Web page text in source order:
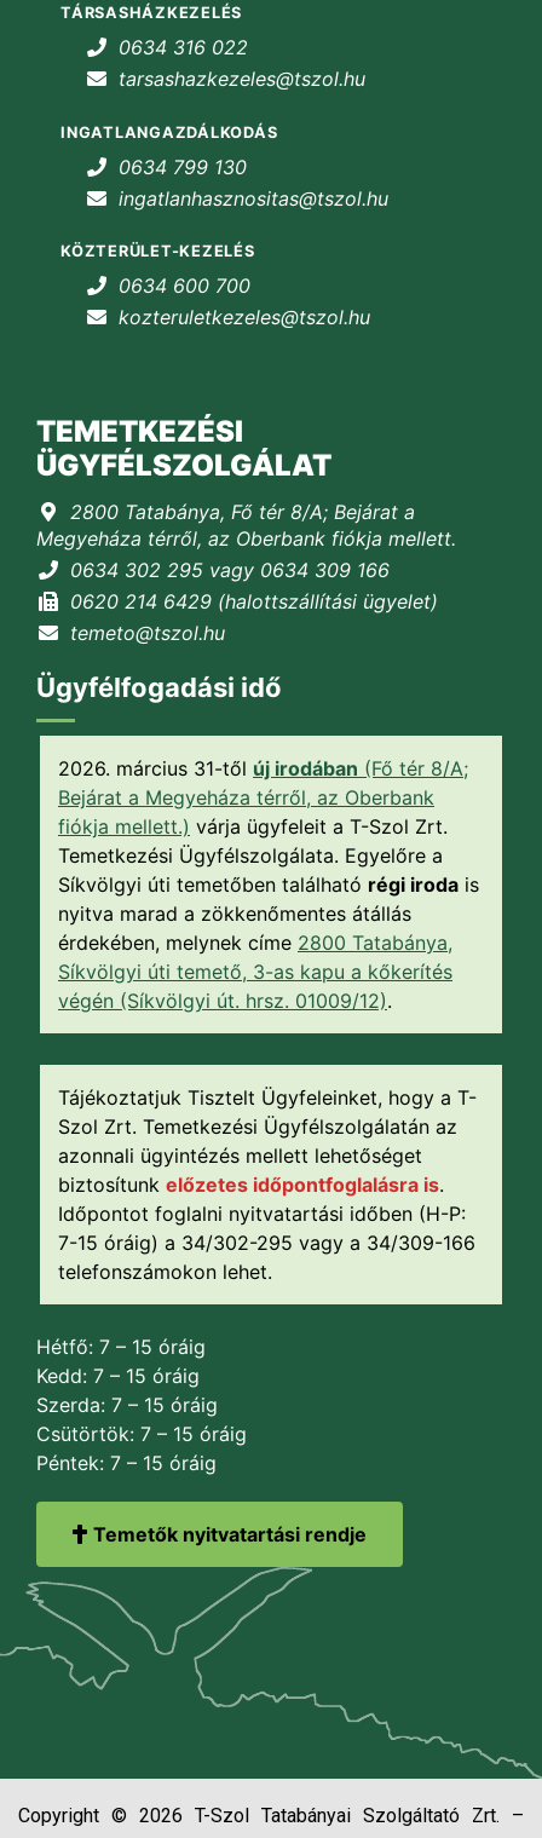
TÁRSASHÁZKEZELÉS
0634 316 022
tarsashazkezeles@tszol.hu
INGATLANGAZDÁLKODÁS
0634 799 130
ingatlanhasznositas@tszol.hu
KÖZTERÜLET-KEZELÉS
0634 600 700
kozteruletkezeles@tszol.hu
TEMETKEZÉSI
ÜGYFÉLSZOLGÁLAT
2800 Tatabánya, Fő tér 8/A; Bejárat a
Megyeháza térről, az Oberbank fiókja mellett.
0634 302 295 vagy 0634 309 166
0620 214 6429 (halottszállítási ügyelet)
temeto@tszol.hu
Ügyfélfogadási idő
2026. március 31-től új irodában (Fő tér 8/A;
Bejárat a Megyeháza térről, az Oberbank
fiókja mellett.) várja ügyfeleit a T-Szol Zrt.
Temetkezési Ügyfélszolgálata. Egyelőre a
Síkvölgyi úti temetőben található régi iroda is
nyitva marad a zökkenőmentes átállás
érdekében, melynek címe 2800 Tatabánya,
Síkvölgyi úti temető, 3-as kapu a kőkerítés
végén (Síkvölgyi út. hrsz. 01009/12).
Tájékoztatjuk Tisztelt Ügyfeleinket, hogy a T-
Szol Zrt. Temetkezési Ügyfélszolgálatán az
azonnali ügyintézés mellett lehetőséget
biztosítunk előzetes időpontfoglalásra is.
Időpontot foglalni nyitvatartási időben (H-P:
7-15 óráig) a 34/302-295 vagy a 34/309-166
telefonszámokon lehet.
Hétfő: 7 – 15 óráig
Kedd: 7 – 15 óráig
Szerda: 7 – 15 óráig
Csütörtök: 7 – 15 óráig
Péntek: 7 – 15 óráig
Temetők nyitvatartási rendje
Copyright © 2026 T-Szol Tatabányai Szolgáltató Zrt. –